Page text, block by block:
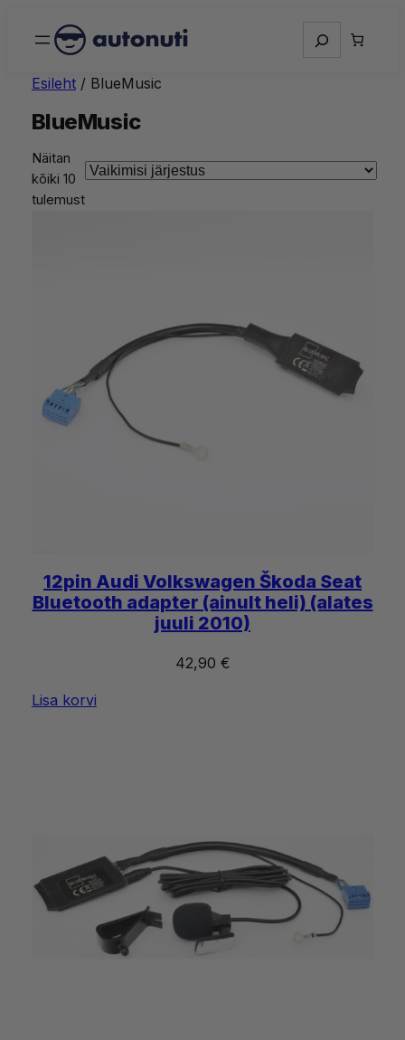
Otsing
Esileht/ BlueMusic
BlueMusic
Näitan
kõiki 10
tulemust
12pin Audi Volkswagen Škoda Seat
Bluetooth adapter (ainult heli) (alates
juuli 2010)
42,90 €
Lisa korvi